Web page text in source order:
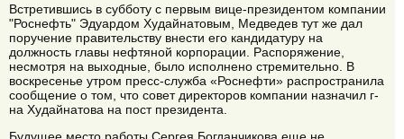
Встретившись в субботу с первым вице-президентом компании
"Роснефть" Эдуардом Худайнатовым, Медведев тут же дал
поручение правительству внести его кандидатуру на
должность главы нефтяной корпорации. Распоряжение,
несмотря на выходные, было исполнено стремительно. В
воскресенье утром пресс-служба «Роснефти» распространила
сообщение о том, что совет директоров компании назначил г-
на Худайнатова на пост президента.